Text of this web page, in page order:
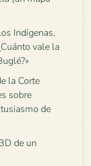
Indígenas,
vale la
la Corte
sobre
de
de un